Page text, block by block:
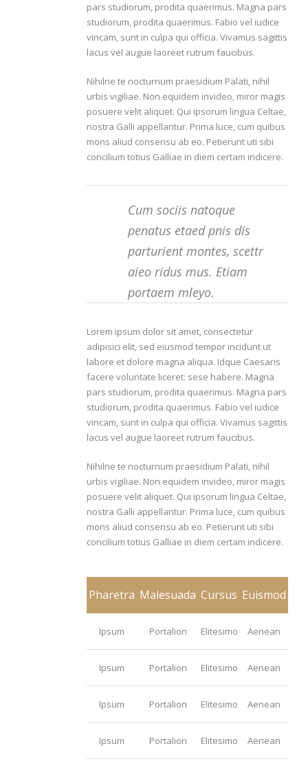
pars studiorum, prodita quaerimus. Magna pars
studiorum, prodita quaerimus. Fabio vel iudice
vincam, sunt in culpa qui officia. Vivamus sagittis
lacus vel augue laoreet rutrum faucibus.
Nihilne te nocturnum praesidium Palati, nihil
urbis vigiliae. Non equidem invideo, miror magis
posuere velit aliquet. Qui ipsorum lingua Celtae,
nostra Galli appellantur. Prima luce, cum quibus
mons aliud consensu ab eo. Petierunt uti sibi
concilium totius Galliae in diem certam indicere.
Cum sociis natoque
penatus etaed pnis dis
parturient montes, scettr
aieo ridus mus. Etiam
portaem mleyo.
Lorem ipsum dolor sit amet, consectetur
adipisici elit, sed eiusmod tempor incidunt ut
labore et dolore magna aliqua. Idque Caesaris
facere voluntate liceret: sese habere. Magna
pars studiorum, prodita quaerimus. Magna pars
studiorum, prodita quaerimus. Fabio vel iudice
vincam, sunt in culpa qui officia. Vivamus sagittis
lacus vel augue laoreet rutrum faucibus.
Nihilne te nocturnum praesidium Palati, nihil
urbis vigiliae. Non equidem invideo, miror magis
posuere velit aliquet. Qui ipsorum lingua Celtae,
nostra Galli appellantur. Prima luce, cum quibus
mons aliud consensu ab eo. Petierunt uti sibi
concilium totius Galliae in diem certam indicere.
Pharetra Malesuada Cursus Euismod
Ipsum Portalion Elitesimo Aenean
Ipsum Portalion Elitesimo Aenean
Ipsum Portalion Elitesimo Aenean
Ipsum Portalion Elitesimo Aenean